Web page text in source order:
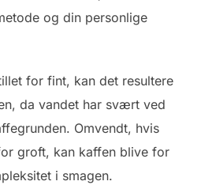
og din personlige
for fint, kan det resultere
da vandet har svært ved
Omvendt, hvis
groft, kan kaffen blive for
i smagen.